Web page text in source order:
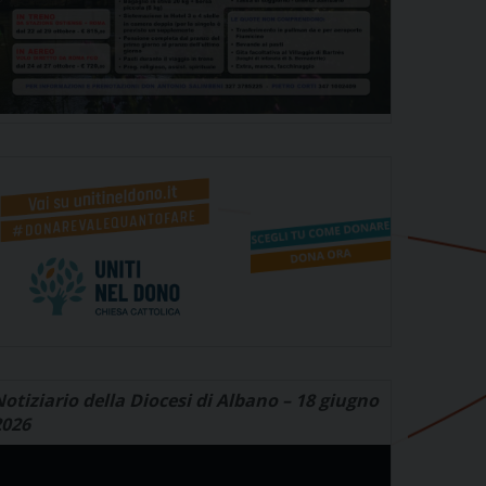
della Diocesi di Albano – 18 giugno